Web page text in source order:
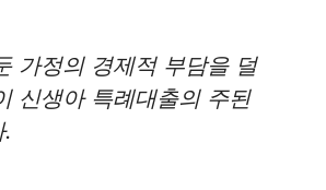
가정의 경제적 부담을 덜
신생아 특례대출의 주된